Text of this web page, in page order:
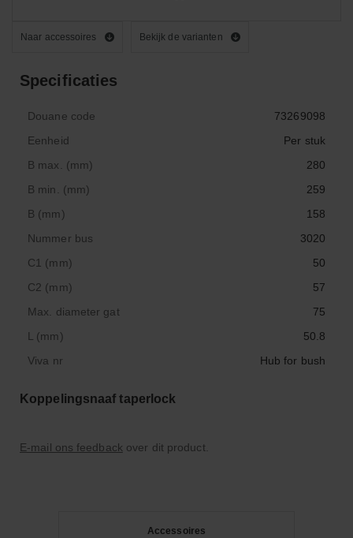
Naar accessoires Bekijk de varianten
Specificaties
Douane code
73269098
Eenheid
Per stuk
B max. (mm)
280
B min. (mm)
259
B (mm)
158
Nummer bus
3020
C1 (mm)
50
C2 (mm)
57
Max. diameter gat
75
L (mm)
50.8
Viva nr
Hub for bush
Koppelingsnaaf taperlock
E-mail ons feedback over dit product.
Accessoires